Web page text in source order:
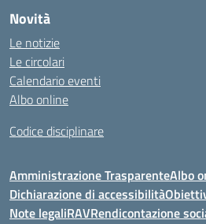
Novità
Le notizie
Le circolari
Calendario eventi
Albo online
Codice disciplinare
Amministrazione TrasparenteAlbo
Dichiarazione di accessibilità
Note legaliRAVRendicontazione